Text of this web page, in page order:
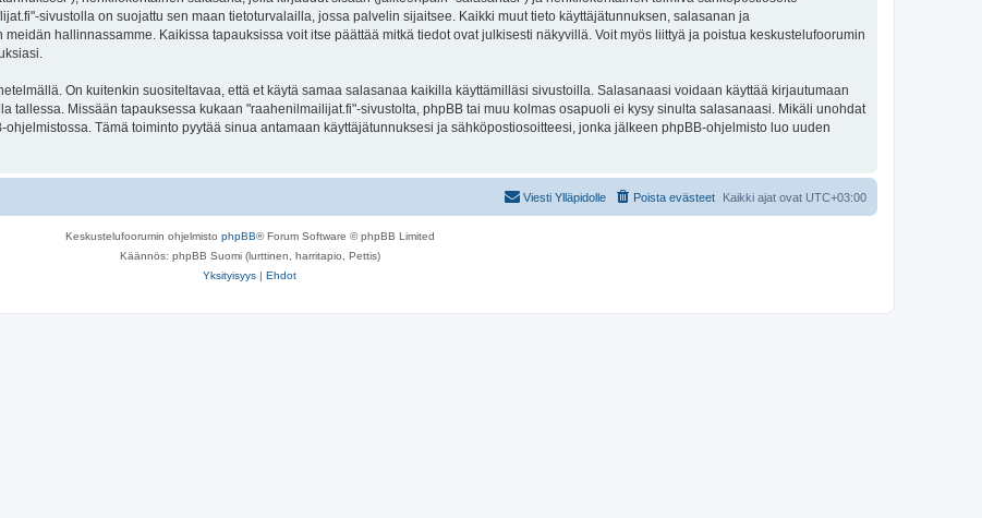
sivustolla on suojattu sen maan tietoturvalailla, jossa palvelin sijaitsee. Kaikki muut tieto käyttäjätunnuksen, salasanan ja
hallinnassamme. Kaikissa tapauksissa voit itse päättää mitkä tiedot ovat julkisesti näkyvillä. Voit myös liittyä ja poistua keskustelufoorumin
On kuitenkin suositeltavaa, että et käytä samaa salasanaa kaikilla käyttämilläsi sivustoilla. Salasanaasi voidaan käyttää kirjautumaan
tallessa. Missään tapauksessa kukaan "raahenilmailijat.fi"-sivustolta, phpBB tai muu kolmas osapuoli ei kysy sinulta salasanaasi. Mikäli unohdat
Tämä toiminto pyytää sinua antamaan käyttäjätunnuksesi ja sähköpostiosoitteesi, jonka jälkeen phpBB-ohjelmisto luo uuden
Kaikki ajat ovat UTC+03:00
Poista evästeet
Viesti Ylläpidolle
Keskustelufoorumin ohjelmisto phpBB® Forum Software © phpBB Limited
Käännös: phpBB Suomi (lurttinen, harritapio, Pettis)
Yksityisyys | Ehdot